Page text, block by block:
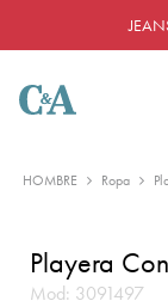
HOMBRE Ropa
Playera
Mod: 3091497